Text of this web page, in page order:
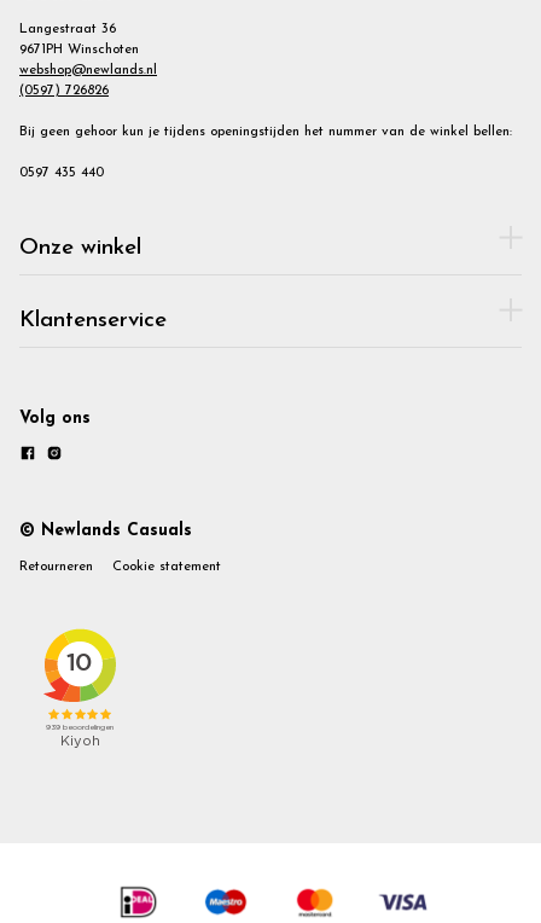
Langestraat 36
9671PH Winschoten
webshop@newlands.nl
(0597) 726826
Bij geen gehoor kun je tijdens openingstijden het nummer van de winkel bellen:
0597 435 440
Onze winkel
Klantenservice
Volg ons
© Newlands Casuals
Retourneren Cookie statement